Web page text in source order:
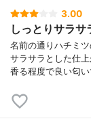
3.00
しっとりサラサ
名前の通りハチミ
サラサラとした仕
香る程度で良い匂